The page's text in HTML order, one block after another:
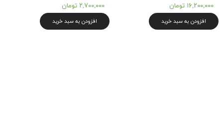
۱۶,۲۰۰,۰۰۰ تومان
افزودن به سبد خرید
۲,۷۰۰,۰۰۰ تومان
افزودن به سبد خرید